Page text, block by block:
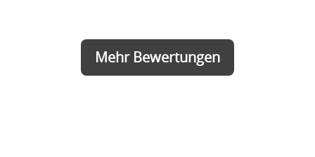
Mehr Bewertungen